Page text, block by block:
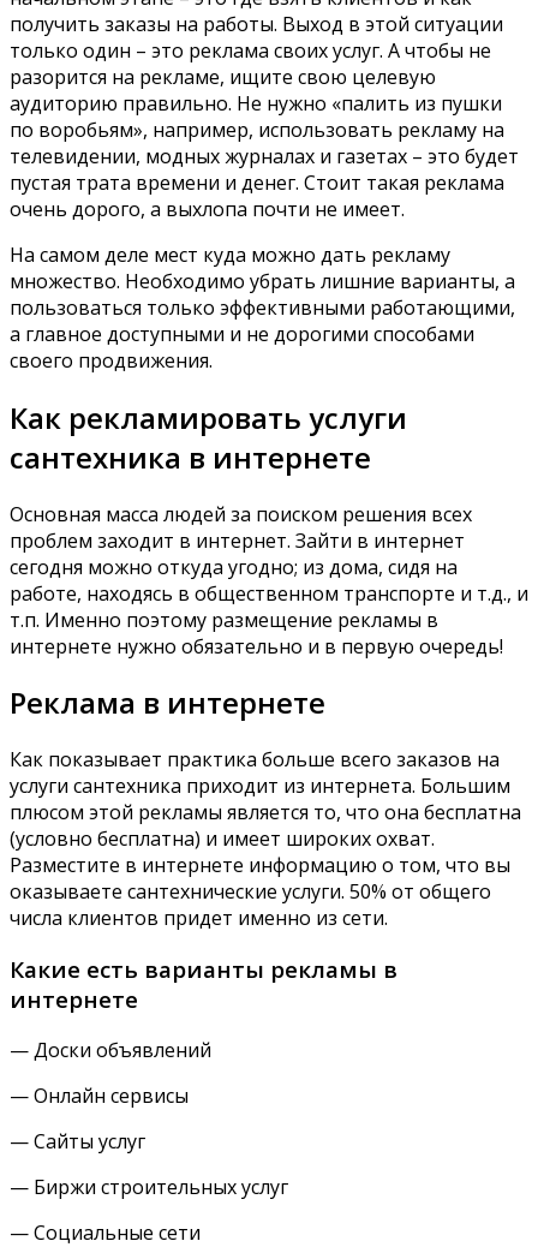
получить заказы на работы. Выход в этой ситуации
только один – это реклама своих услуг. А чтобы не
разорится на рекламе, ищите свою целевую
аудиторию правильно. Не нужно «палить из пушки
по воробьям», например, использовать рекламу на
телевидении, модных журналах и газетах – это будет
пустая трата времени и денег. Стоит такая реклама
очень дорого, а выхлопа почти не имеет.
На самом деле мест куда можно дать рекламу
множество. Необходимо убрать лишние варианты, а
пользоваться только эффективными работающими,
а главное доступными и не дорогими способами
своего продвижения.
Как рекламировать услуги
сантехника в интернете
Основная масса людей за поиском решения всех
проблем заходит в интернет. Зайти в интернет
сегодня можно откуда угодно; из дома, сидя на
работе, находясь в общественном транспорте и т.д., и
т.п. Именно поэтому размещение рекламы в
интернете нужно обязательно и в первую очередь!
Реклама в интернете
Как показывает практика больше всего заказов на
услуги сантехника приходит из интернета. Большим
плюсом этой рекламы является то, что она бесплатна
(условно бесплатна) и имеет широких охват.
Разместите в интернете информацию о том, что вы
оказываете сантехнические услуги. 50% от общего
числа клиентов придет именно из сети.
Какие есть варианты рекламы в
интернете
— Доски объявлений
— Онлайн сервисы
— Сайты услуг
— Биржи строительных услуг
— Социальные сети